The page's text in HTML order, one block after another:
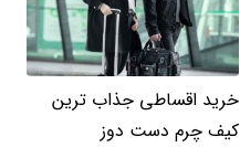
خرید اقساطی جذاب ترین
کیف چرم دست دوز